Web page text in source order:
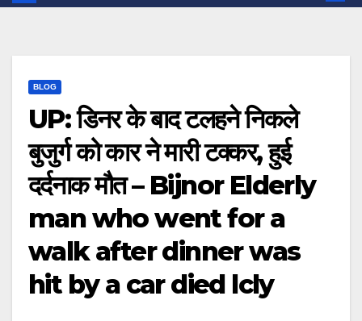
BLOG
UP: डिनर के बाद टलहने निकले
बुजुर्ग को कार ने मारी टक्कर, हुई
दर्दनाक मौत – Bijnor Elderly
man who went for a
walk after dinner was
hit by a car died lcly